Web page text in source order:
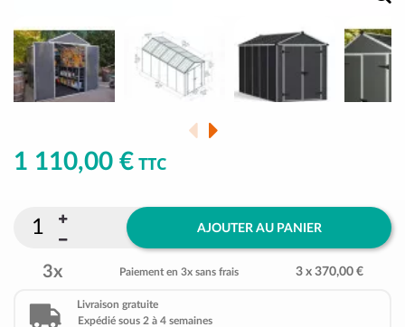
1 110,00 € TTC
AJOUTER AU PANIER
3x Paiement en 3x sans frais 3 x 370,00 €
Livraison gratuite
Expédié sous 2 à 4 semaines